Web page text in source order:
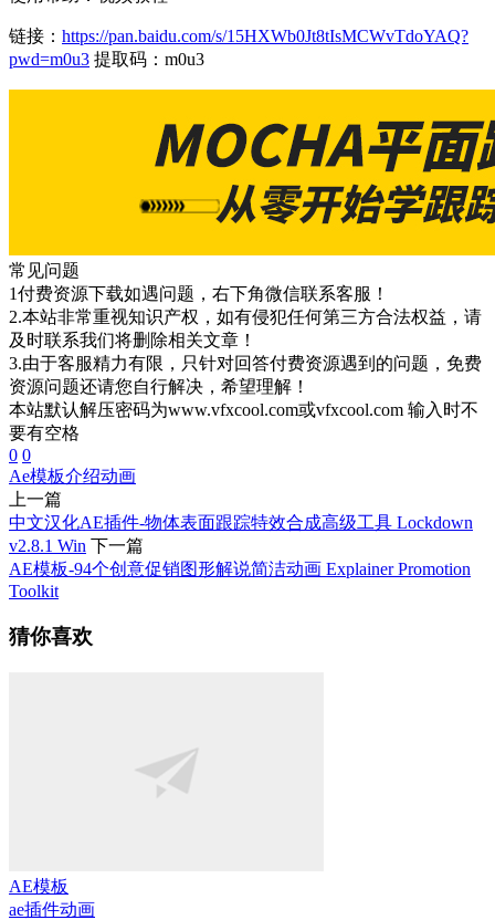
链接： https://pan.baidu.com/s/15HXWb0Jt8tIsMCWvTdoYAQ?
pwd=m0u3 提取码：m0u3
常见问题
1付费资源下载如遇问题，右下角微信联系客服！
2.本站非常重视知识产权，如有侵犯任何第三方合法权益，请
及时联系我们将删除相关文章！
3.由于客服精力有限，只针对回答付费资源遇到的问题，免费
资源问题还请您自行解决，希望理解！
本站默认解压密码为www.vfxcool.com或vfxcool.com 输入时不
要有空格
0 0
Ae模板介绍动画
上一篇
中文汉化AE插件-物体表面跟踪特效合成高级工具 Lockdown
v2.8.1 Win 下一篇
AE模板-94个创意促销图形解说简洁动画 Explainer Promotion
Toolkit
猜你喜欢
AE模板
ae插件动画